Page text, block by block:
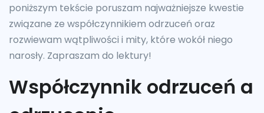
poniższym tekście poruszam najważniejsze kwestie
związane ze współczynnikiem odrzuceń oraz
rozwiewam wątpliwości i mity, które wokół niego
narosły. Zapraszam do lektury!
Współczynnik odrzuceń a